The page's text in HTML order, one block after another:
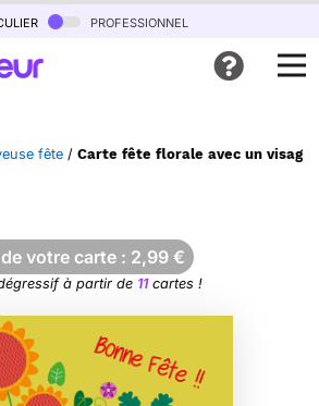
professionnel
fête / Carte fête florale avec un visage
votre carte : 2,99 €
à partir de 11cartes !